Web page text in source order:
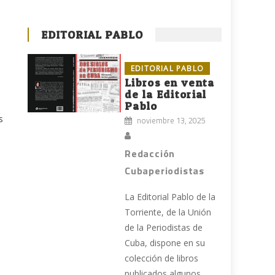
EDITORIAL PABLO
EDITORIAL PABLO
Libros en venta
de la Editorial
Pablo
noviembre 13, 2025
Redacción
Cubaperiodistas
La Editorial Pablo de la
Torriente, de la Unión
de la Periodistas de
Cuba, dispone en su
colección de libros